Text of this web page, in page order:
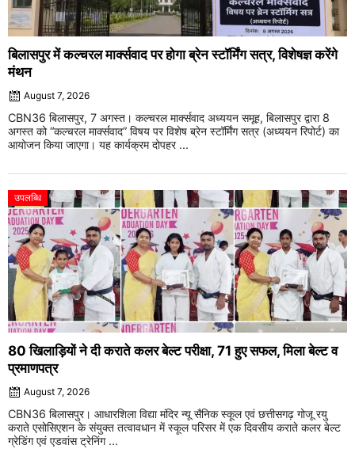
बिलासपुर में कल्चरल मार्क्सवाद पर होगा ब्रेन स्टॉर्मिंग सत्र, विशेषज्ञ करेंगे
मंथन
August 7, 2026
CBN36 बिलासपुर, 7 अगस्त। कल्चरल मार्क्सवाद अध्ययन समूह, बिलासपुर द्वारा 8
अगस्त को “कल्चरल मार्क्सवाद” विषय पर विशेष ब्रेन स्टॉर्मिंग सत्र (अध्ययन रिपोर्ट) का
आयोजन किया जाएगा। यह कार्यक्रम दोपहर ...
उपलब्धि
80 खिलाड़ियों ने दी कराते कलर बेल्ट परीक्षा, 71 हुए सफल, मिला बेल्ट व
प्रमाणपत्र
August 7, 2026
CBN36 बिलासपुर। आधारशिला विद्या मंदिर न्यू सैनिक स्कूल एवं छत्तीसगढ़ गोजू रयु
कराते एसोसिएशन के संयुक्त तत्वावधान में स्कूल परिसर में एक दिवसीय कराते कलर बेल्ट
ग्रेडिंग एवं एडवांस ट्रेनिंग ...